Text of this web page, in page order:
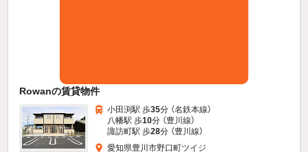
Rowanの賃貸物件
小田渕駅 歩35分 （名鉄本線）
八幡駅 歩10分 （豊川線）
諏訪町駅 歩28分 （豊川線）
愛知県豊川市野口町ツイジ